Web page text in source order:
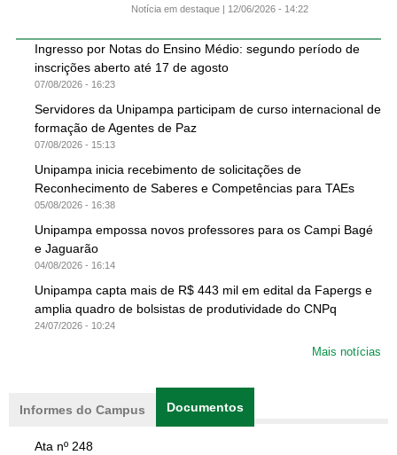
Notícia em destaque | 12/06/2026 - 14:22
Ingresso por Notas do Ensino Médio: segundo período de
inscrições aberto até 17 de agosto
07/08/2026 - 16:23
Servidores da Unipampa participam de curso internacional de
formação de Agentes de Paz
07/08/2026 - 15:13
Unipampa inicia recebimento de solicitações de
Reconhecimento de Saberes e Competências para TAEs
05/08/2026 - 16:38
Unipampa empossa novos professores para os Campi Bagé
e Jaguarão
04/08/2026 - 16:14
Unipampa capta mais de R$ 443 mil em edital da Fapergs e
amplia quadro de bolsistas de produtividade do CNPq
24/07/2026 - 10:24
Mais notícias
Informes do Campus Documentos
Ata nº 248